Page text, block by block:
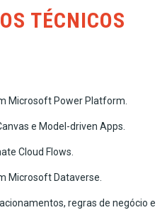
TÉCNICOS
Microsoft Power Platform.
e Model-driven Apps.
Cloud Flows.
Microsoft Dataverse.
regras de negócio e